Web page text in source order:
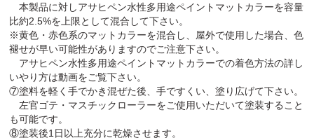
本製品に対しアサヒペン水性多用途ペイントマットカラーを容量
比約2.5%を上限として混合して下さい。
※黄色・赤色系のマットカラーを混合し、屋外で使用した場合、色
褪せが早い可能性がありますのでご注意下さい。
アサヒペン水性多用途ペイントマットカラーでの着色方法の詳し
いやり方は動画をご覧下さい。
⑦塗料を軽く手でかき混ぜた後、手ですくい、塗り広げて下さい。
左官ゴテ・マスチックローラーをご使用いただいて塗装すること
も可能です。
⑧塗装後1日以上充分に乾燥させます。